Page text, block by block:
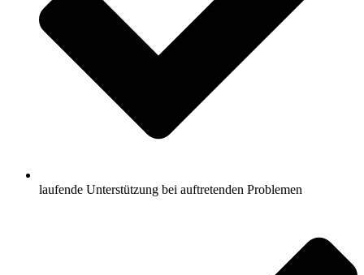
laufende Unterstützung bei auftretenden Problemen